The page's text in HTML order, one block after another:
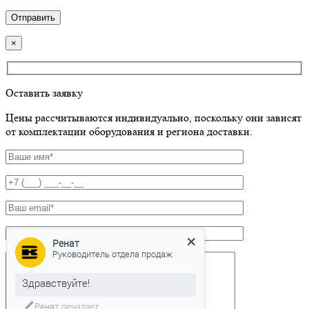
×
Оставить заявку
Цены рассчитываются индивидуально, поскольку они зависят
от комплектации оборудования и региона доставки.
Ренат
Руководитель отдела продаж
Здравствуйте!
Ренатпечатает...